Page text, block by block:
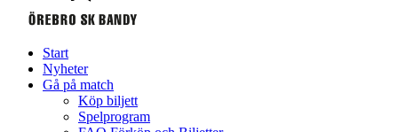
Start
Nyheter
Gå på match
Köp biljett
Spelprogram